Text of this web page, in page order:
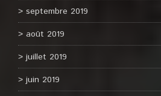
septembre 2019
août 2019
juillet 2019
juin 2019